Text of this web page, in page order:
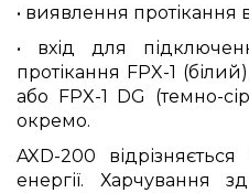
• виявлення протікання
• вхід для
протікання FPX-1
або FPX-1 DG (темно-
окремо.
AXD-200
енергії. Харчування